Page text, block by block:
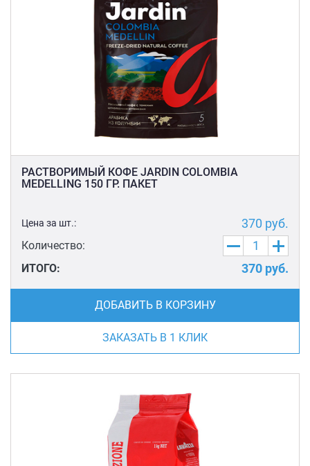
РАСТВОРИМЫЙ КОФЕ JARDIN COLOMBIA
MEDELLING 150 ГР. ПАКЕТ
Цена за шт.: 370 руб.
Количество:
ИТОГО:
370 руб.
ДОБАВИТЬ В КОРЗИНУ
ЗАКАЗАТЬ В 1 КЛИК